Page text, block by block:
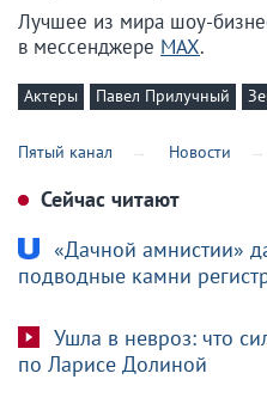
Лучшее из мира шоу-
в мессенджере MAX.
Актеры Павел Прилучный
Пятый канал Новости
Сейчас читают
«Дачной амнистии»
подводные камни
Ушла в невроз: что
по Ларисе Долиной